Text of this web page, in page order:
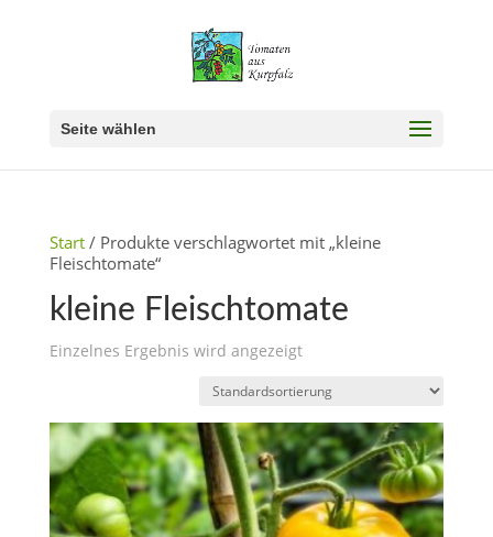
Seite wählen
Start/ Produkte verschlagwortet mit „kleine
Fleischtomate“
kleine Fleischtomate
Einzelnes Ergebnis wird angezeigt